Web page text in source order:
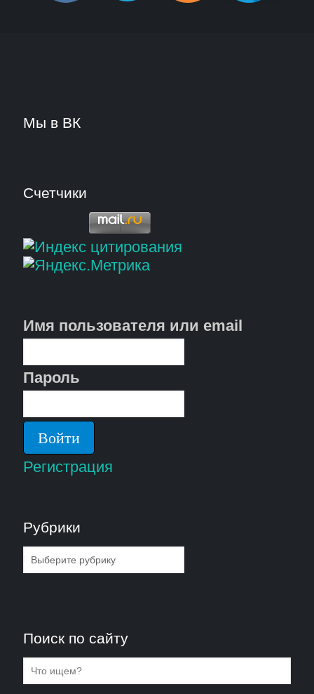
Мы в ВК
Счетчики
Имя пользователя или email
Пароль
Регистрация
Рубрики
Рубрики
Поиск по сайту